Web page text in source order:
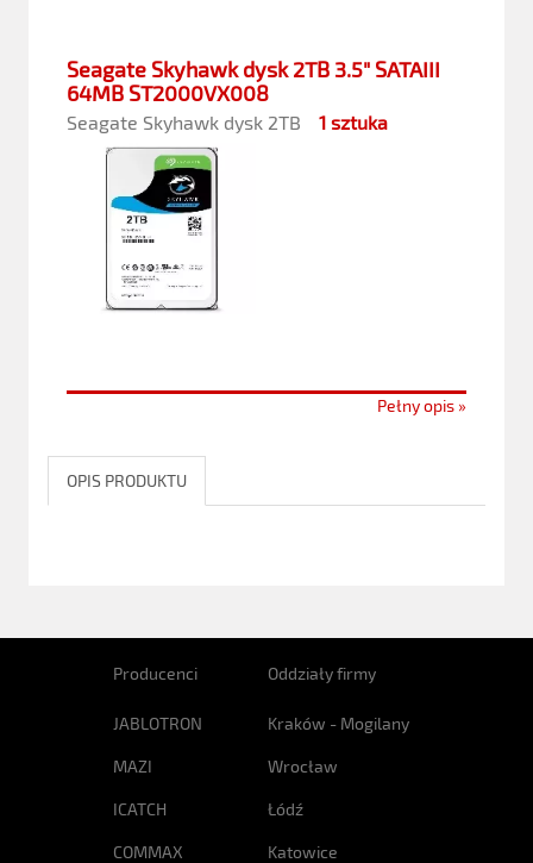
Seagate Skyhawk dysk 2TB 3.5" SATAIII
64MB ST2000VX008
Seagate Skyhawk dysk 2TB 1 sztuka
Pełny opis »
OPIS PRODUKTU
Producenci
JABLOTRON
MAZI
ICATCH
COMMAX
Oddziały firmy
Kraków - Mogilany
Wrocław
Łódź
Katowice